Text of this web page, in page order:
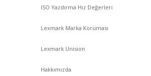
ISO Yazdırma Hız Değerleri
Lexmark Marka Koruması
Lexmark Unision
Hakkımızda